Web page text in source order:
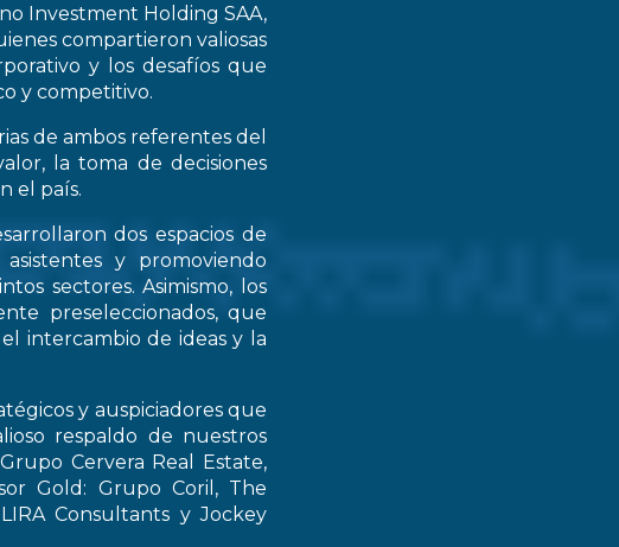
Investment Holding SAA,
compartieron valiosas
y los desafíos que
y competitivo.
de ambos referentes del
la toma de decisiones
el país.
dos espacios de
y promoviendo
sectores. Asimismo, los
preseleccionados, que
intercambio de ideas y la
y auspiciadores que
respaldo de nuestros
Cervera Real Estate,
Gold: Grupo Coril, The
Consultants y Jockey